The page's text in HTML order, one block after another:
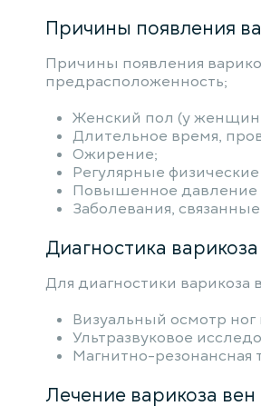
Причины появления
Причины появления
предрасположенность;
Женский пол (у женщин
Длительное время,
Ожирение;
Регулярные физические
Повышенное давление
Заболевания,
Диагностика
Для диагностики варикоза
Визуальный осмотр ног
Ультразвуковое
Магнитно-резонансная
Лечение варикоза вен